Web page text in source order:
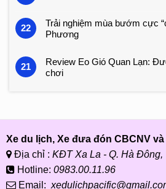
22
Trải nghiệm mùa bướm cực
Phương
21
Review Eo Gió Quan Lạn:
chơi
Xe du lịch, Xe đưa đón CBCNV
Địa chỉ : KĐT Xa La - Q. Hà Đông,
Hotline: 0983.00.11.96
Email: